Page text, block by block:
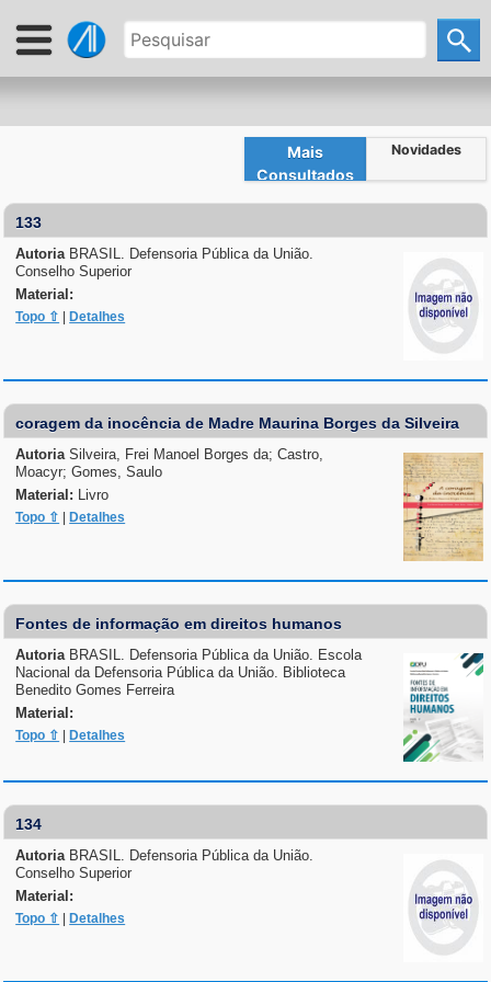
Mais
Consultados
Novidades
133
Autoria BRASIL. Defensoria Pública da União.
Conselho Superior
Material:
Topo ⇧ Detalhes
coragem da inocência de Madre Maurina Borges da Silveira
AutoriaSilveira, Frei Manoel Borges da; Castro,
Moacyr; Gomes, Saulo
Material:
Livro
Topo ⇧ Detalhes
Fontes de informação em direitos humanos
Autoria BRASIL. Defensoria Pública da União. Escola
Nacional da Defensoria Pública da União. Biblioteca
Benedito Gomes Ferreira
Material:
Topo ⇧ Detalhes
134
Autoria BRASIL. Defensoria Pública da União.
Conselho Superior
Material:
Topo ⇧ Detalhes